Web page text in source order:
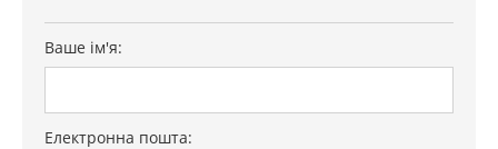
Ваше ім'я:
Електронна пошта: